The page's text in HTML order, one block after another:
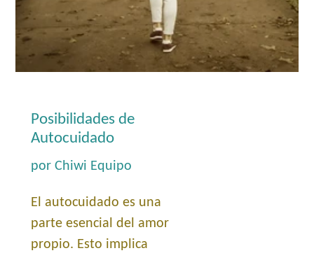
Posibilidades de
Autocuidado
por Chiwi Equipo
El autocuidado es una
parte esencial del amor
propio. Esto implica